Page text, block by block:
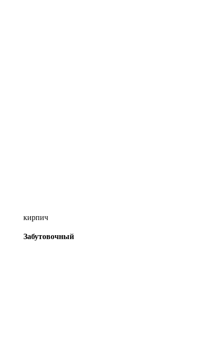
кирпич
Забутовочный